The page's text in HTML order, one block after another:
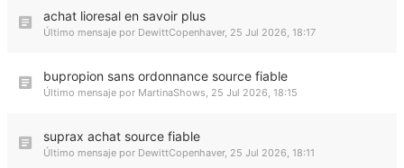
achat lioresal en savoir plus
Último mensaje por DewittCopenhaver, 25 Jul 2026, 18:17
bupropion sans ordonnance source fiable
Último mensaje por MartinaShows, 25 Jul 2026, 18:15
suprax achat source fiable
Último mensaje por DewittCopenhaver, 25 Jul 2026, 18:11